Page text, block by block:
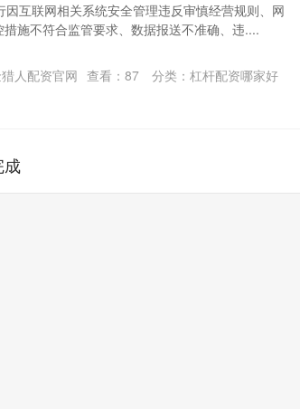
互联网相关系统安全管理违反审慎经营规则、网
施不符合监管要求、数据报送不准确、违....
人配资官网 查看： 87 分类： 杠杆配资哪家好
成